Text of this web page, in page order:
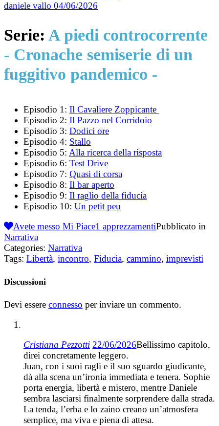
daniele vallo 04/06/2026
Serie: A piedi controcorrente
- Cronache semiserie di un
fuggitivo pandemico -
Episodio 1: Il Cavaliere Zoppicante
Episodio 2: Il Pazzo nel Corridoio
Episodio 3: Dodici ore
Episodio 4: Stallo
Episodio 5: Alla ricerca della risposta
Episodio 6: Test Drive
Episodio 7: Quasi di corsa
Episodio 8: Il bar aperto
Episodio 9: Il raglio della fiducia
Episodio 10: Un petit peu
Avete messo Mi Piace1 apprezzamentiPubblicato in
Narrativa
Categories: Narrativa
Tags: Libertà, incontro, Fiducia, cammino, imprevisti
Discussioni
Devi essere connesso per inviare un commento.
Cristiana Pezzotti 22/06/2026Bellissimo capitolo,
direi concretamente leggero.
Juan, con i suoi ragli e il suo sguardo giudicante,
dà alla scena un’ironia immediata e tenera. Sophie
porta energia, libertà e mistero, mentre Daniele
sembra lasciarsi finalmente sorprendere dalla strada.
La tenda, l’erba e lo zaino creano un’atmosfera
semplice, ma viva e piena di attesa.